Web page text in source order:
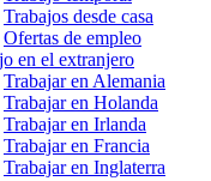
Trabajos desde casa
Ofertas de empleo
en el extranjero
Trabajar en Alemania
Trabajar en Holanda
Trabajar en Irlanda
Trabajar en Francia
Trabajar en Inglaterra